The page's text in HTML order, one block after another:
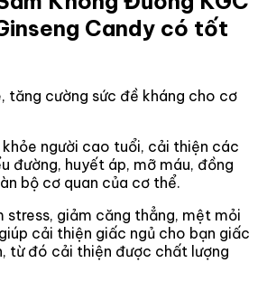
Candy có tốt
tăng cường sức đề kháng cho cơ
người cao tuổi, cải thiện các
đường, huyết áp, mỡ máu, đồng
bộ cơ quan của cơ thể.
stress, giảm căng thẳng, mệt mỏi
cải thiện giấc ngủ cho bạn giấc
từ đó cải thiện được chất lượng